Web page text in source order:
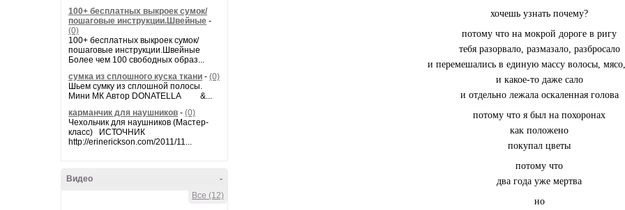
100+ бесплатных выкроек сумок/
пошаговые инструкции.Швейные -
(0)
100+ бесплатных выкроек сумок/
пошаговые инструкции.Швейные
Более чем 100 свободных образ...
сумка из сплошного куска ткани - (0)
Шьем сумку из сплошной полосы.
Мини МК Автор DONATELLA &...
карманчик для наушников - (0)
Чехольчик для наушников (Мастер-
класс) ИСТОЧНИК
http://erinerickson.com/2011/11...
-
Видео
Все (12)
хочешь узнать почему?
потому что на мокрой дороге в ригу
тебя разорвало, размазало, разбросало
и перемешались в единую массу волосы,
и какое-то даже сало
и отдельно лежала оскаленная голова
потому что я был на похоронах
как положено
покупал цветы
потому что
два года уже мертва
но